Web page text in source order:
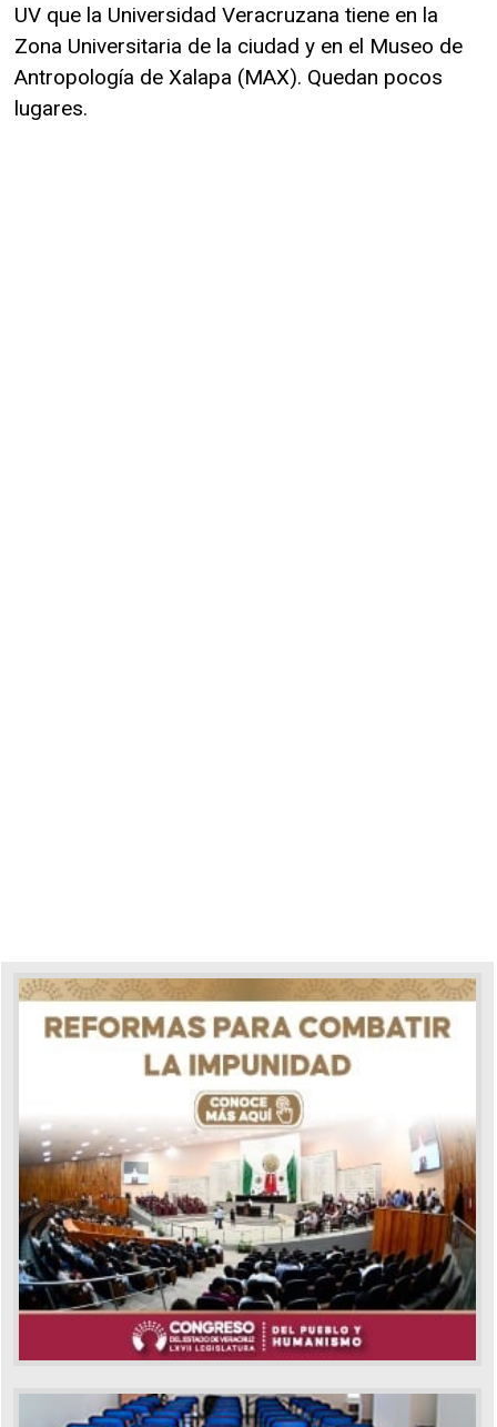
UV que la Universidad Veracruzana tiene en la
Zona Universitaria de la ciudad y en el Museo de
Antropología de Xalapa (MAX). Quedan pocos
lugares.